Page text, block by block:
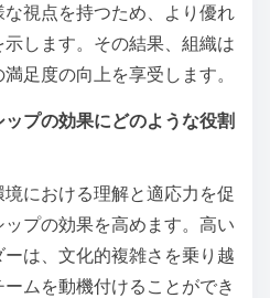
視点を持つため、より優れ
します。その結果、組織は
足度の向上を享受します。
プの効果にどのような役割
における理解と適応力を促
プの効果を高めます。高い
は、文化的複雑さを乗り越
ムを動機付けることができ